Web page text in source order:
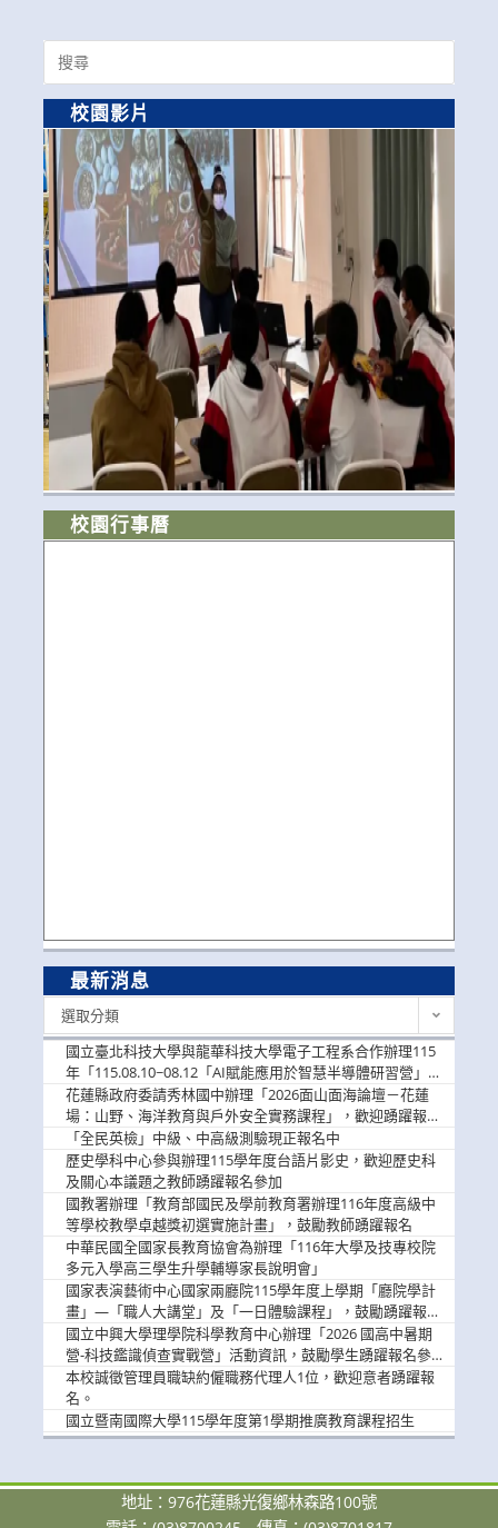
Search
for:
校園影片
校園行事曆
最新消息
選取分類
國立臺北科技大學與龍華科技大學電子工程系合作辦理115
年「115.08.10~08.12「AI賦能應用於智慧半導體研習營」，
歡迎學生踴躍報名參加
花蓮縣政府委請秀林國中辦理「2026面山面海論壇－花蓮
場：山野、海洋教育與戶外安全實務課程」，歡迎踴躍報名
參加
「全民英檢」中級、中高級測驗現正報名中
歷史學科中心參與辦理115學年度台語片影史，歡迎歷史科
及關心本議題之教師踴躍報名參加
國教署辦理「教育部國民及學前教育署辦理116年度高級中
等學校教學卓越獎初選實施計畫」，鼓勵教師踴躍報名
中華民國全國家長教育協會為辦理「116年大學及技專校院
多元入學高三學生升學輔導家長說明會」
國家表演藝術中心國家兩廳院115學年度上學期「廳院學計
畫」—「職人大講堂」及「一日體驗課程」，鼓勵踴躍報名
參與。
國立中興大學理學院科學教育中心辦理「2026 國高中暑期
營-科技鑑識偵查實戰營」活動資訊，鼓勵學生踴躍報名參
加。
本校誠徵管理員職缺約僱職務代理人1位，歡迎意者踴躍報
名。
國立暨南國際大學115學年度第1學期推廣教育課程招生
地址：976花蓮縣光復鄉林森路100號